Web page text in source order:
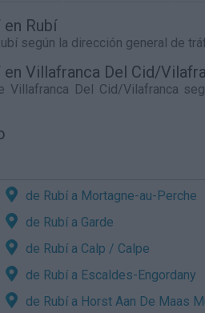
Rubí
según la dirección general de
Villafranca Del Cid/
Villafranca Del Cid/Vilafranca
de Rubí a Mortagne-au-Perche
de Rubí a Garde
de Rubí a Calp / Calpe
de Rubí a Escaldes-Engordany
de Rubí a Horst Aan De Maas